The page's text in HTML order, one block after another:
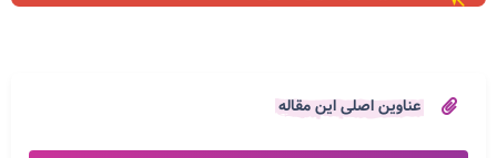
عناوین اصلی این مقاله